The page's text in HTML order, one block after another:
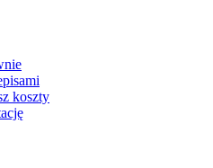
koszty